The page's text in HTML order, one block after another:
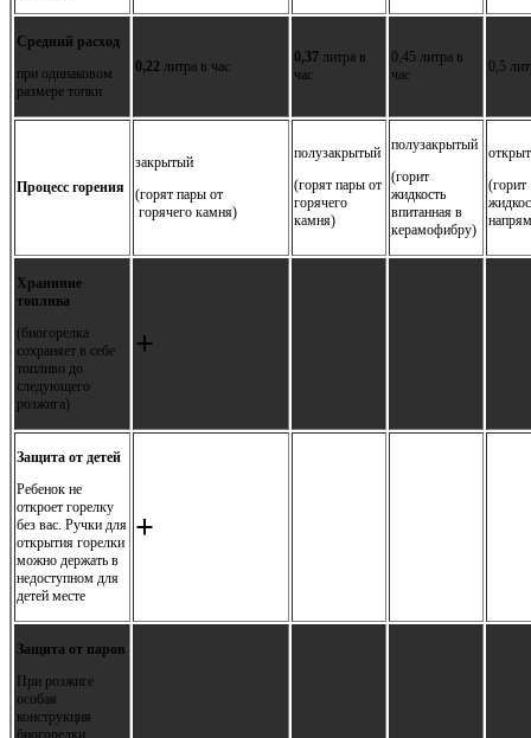
Средний расход
при одинаковом
размере топки
0,22 литра в час
0,37 литра в
час
0,45 литра в
час
0,5
Процесс горения
закрытый
(горят пары от
горячего камня)
полузакрытый
(горят пары от
горячего
камня)
полузакрытый
(горит
жидкость
впитанная в
керамофибру)
(горит
Храниние
топлива
(биогорелка
сохраняет в себе
топливо до
следующего
розжига)
+
Защита от детей
Ребенок не
откроет горелку
без вас. Ручки для
открытия горелки
можно держать в
недоступном для
детей месте
+
Защита от паров
При розжиге
особая
конструкция
биогорелки